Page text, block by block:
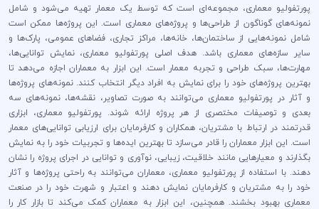
پورتفولیو معماری، مجموعه‌ای است که توسط یک معمار تهیه می‌شود و شامل
نمونه‌های گوناگون از طراحی‌ها و پروژه‌های معماری است. این پروژه‌ها ممکن است
شامل نمونه‌هایی از ساختمان‌ها، خانه‌ها، مراکز تجاری، فضاهای عمومی، پارک‌ها و
سایر سازه‌های معماری باشد. هدف اصلی پورتفولیو معماری، نمایش توانایی‌ها،
مهارت‌ها، سبک طراحی و تجربه معمار است. این ابزار به معماران اجازه می‌دهد تا
بهترین پروژه‌های خود را برای نمایش به افراد دیگر انتخاب کنند. نمونه‌های پروژه‌ها
و آثار در پورتفولیو معماری می‌توانند به صورت تصاویر، نقشه‌ها، نمونه‌های سه
بعدی و توصیفات مختصری از هر پروژه ارائه شوند. پورتفولیو معماری، ابزاری
قدرتمند در ارتباط با مشتریان، همکاران و کارفرمایان برای ارزیابی توانایی‌های معمار
است. این ابزار معماران را قادر می‌سازد تا بهترین ایده‌ها و تجربیات خود را به نمایش
بگذارند و معیارهایی مانند خلاقیت، زیبایی، نوآوری و توانایی در اجرای پروژه را نشان
دهند. با استفاده از پورتفولیو معماری، معماران می‌توانند به راحتی پروژه‌ها و آثار
خود را به مشتریان و کارفرمایان نمایش دهند و اعتبار و شهرت خود را در صنعت
معماری بهبود بخشند. همچنین، این ابزار به معماران کمک می‌کند تا بازار کار را